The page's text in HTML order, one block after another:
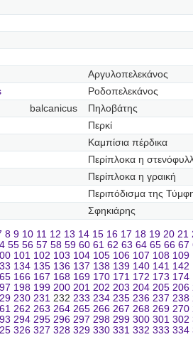
Αργυλοπελεκάνος
Ροδοπελεκάνος
balcanicus
Πηλοβάτης
Περκί
Καμπίσια πέρδικα
Περίπλοκα η
Περίπλοκα η γραική
Περιπόδισμα της
Σφηκιάρης
8 9 10 11 12 13 14 15 16 17 18 19 20 21
55 56 57 58 59 60 61 62 63 64 65 66 67
101 102 103 104 105 106 107 108 109
134 135 136 137 138 139 140 141 142
166 167 168 169 170 171 172 173 174
198 199 200 201 202 203 204 205 206
230 231 232 233 234 235 236 237 238
262 263 264 265 266 267 268 269 270
294 295 296 297 298 299 300 301 302
326 327 328 329 330 331 332 333 334